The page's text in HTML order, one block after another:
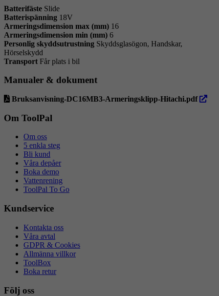
Batterifäste Slide
Batterispänning 18V
Armeringsdimension max (mm) 16
Armeringsdimension min (mm) 6
Personlig skyddsutrustning Skyddsglasögon, Handskar,
Hörselskydd
Transport Får plats i bil
Manualer & dokument
Bruksanvisning-DC16MB3-Armeringsklipp-Hitachi.pdf öppna
Om ToolPal
Om oss
5 enkla steg
Bli kund
Våra depåer
Boka demo
Vattenrening
ToolPal To Go
Kundservice
Kontakta oss
Våra avtal
GDPR & Cookies
Allmänna villkor
ToolBox
Boka retur
Följ oss